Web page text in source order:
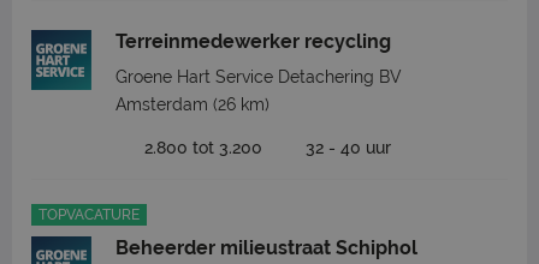
Terreinmedewerker recycling
Groene Hart Service Detachering BV
Amsterdam (26 km)
2.800 tot 3.200 32 - 40 uur
TOPVACATURE
Beheerder milieustraat Schiphol